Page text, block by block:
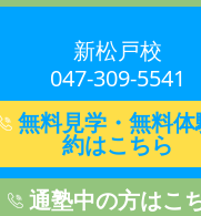
新松戸校
047-309-5541
無料見学・無料体
約はこちら
通塾中の方はこ